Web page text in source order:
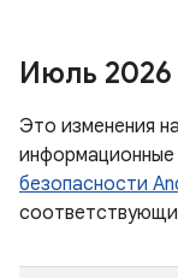
Июль 2026
Это изменения
информационные
безопасности